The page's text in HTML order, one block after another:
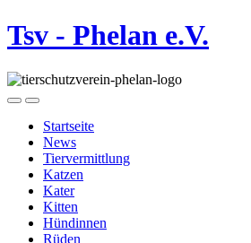
Tsv - Phelan e.V.
Startseite
News
Tiervermittlung
Katzen
Kater
Kitten
Hündinnen
Rüden